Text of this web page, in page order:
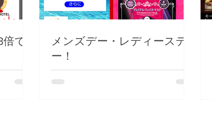
で
メンズデー・レディースデ
ー！